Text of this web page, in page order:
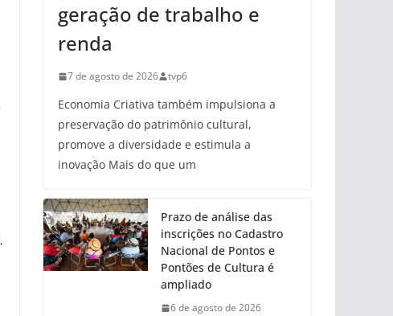
,
geração de trabalho e
renda
7 de agosto de 2026 tvp6
Economia Criativa também impulsiona a
preservação do patrimônio cultural,
promove a diversidade e estimula a
inovação Mais do que um
Prazo de análise das
inscrições no Cadastro
Nacional de Pontos e
Pontões de Cultura é
ampliado
6 de agosto de 2026